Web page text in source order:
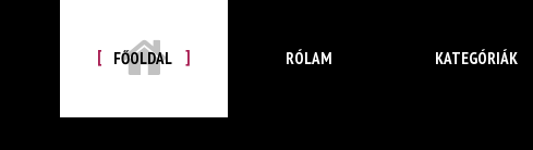
FŐOLDAL RÓLAM KATEGÓRIÁK